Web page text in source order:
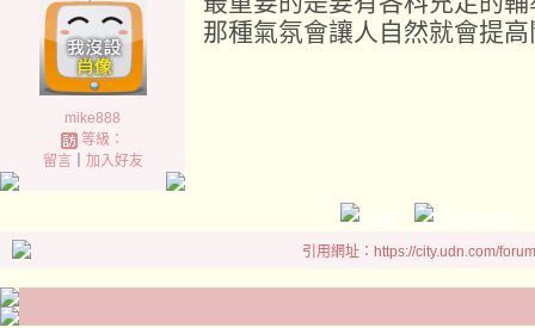
mike888
等級：
留言｜ 加入好友
那種氣氛會讓人自然就會提高
引用網址：https://city.udn.com/